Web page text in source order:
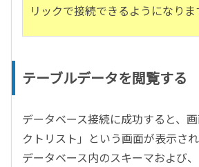
リックで接続できるようになりま
テーブルデータを閲覧する
データベース接続に成功すると、
クトリスト」という画面が表示さ
データベース内のスキーマおよび